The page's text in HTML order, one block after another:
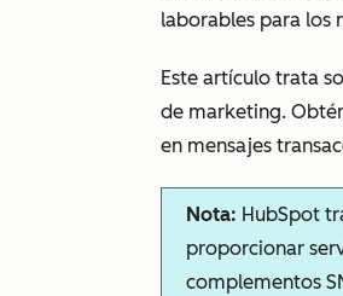
laborables para los
Este artículo trata
de marketing.
en mensajes
Nota: HubSpot
proporcionar
complementos